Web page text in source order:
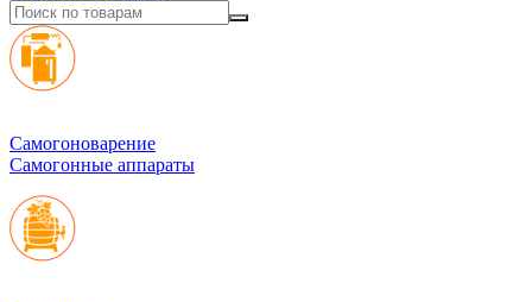
Cамогоноварение
Самогонные аппараты